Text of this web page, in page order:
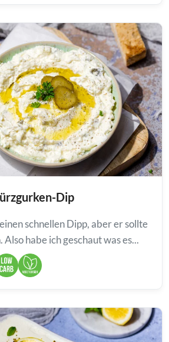
Dip
schnellen Dipp, aber er sollte
Also habe ich geschaut was es...